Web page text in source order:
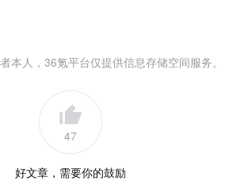
本人，36氪平台仅提供信息存储空间服务。
47
好文章，需要你的鼓励